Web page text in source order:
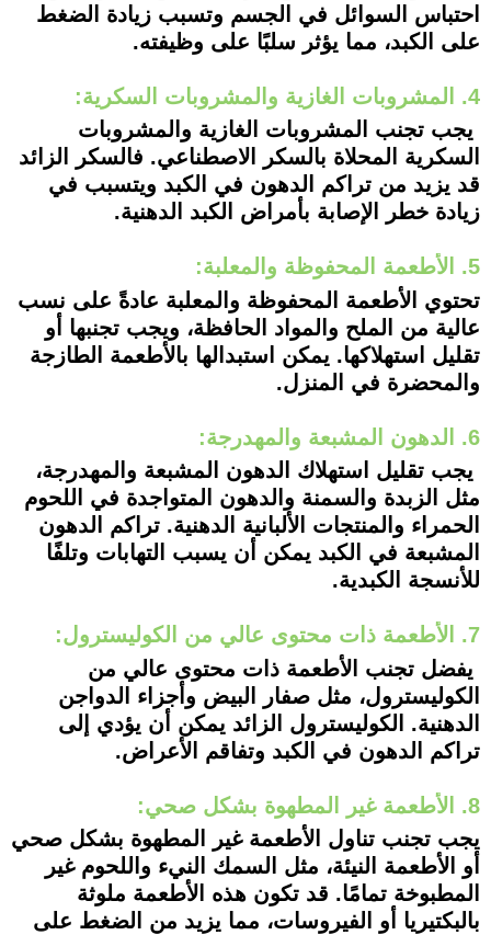
احتباس السوائل في الجسم وتسبب زيادة الضغط
على الكبد، مما يؤثر سلبًا على وظيفته.
4. المشروبات الغازية والمشروبات السكرية:
يجب تجنب المشروبات الغازية والمشروبات
السكرية المحلاة بالسكر الاصطناعي. فالسكر الزائد
قد يزيد من تراكم الدهون في الكبد ويتسبب في
زيادة خطر الإصابة بأمراض الكبد الدهنية.
5. الأطعمة المحفوظة والمعلبة:
تحتوي الأطعمة المحفوظة والمعلبة عادةً على نسب
عالية من الملح والمواد الحافظة، ويجب تجنبها أو
تقليل استهلاكها. يمكن استبدالها بالأطعمة الطازجة
والمحضرة في المنزل.
6. الدهون المشبعة والمهدرجة:
يجب تقليل استهلاك الدهون المشبعة والمهدرجة،
مثل الزبدة والسمنة والدهون المتواجدة في اللحوم
الحمراء والمنتجات الألبانية الدهنية. تراكم الدهون
المشبعة في الكبد يمكن أن يسبب التهابات وتلفًا
للأنسجة الكبدية.
7. الأطعمة ذات محتوى عالي من الكوليسترول:
يفضل تجنب الأطعمة ذات محتوى عالي من
الكوليسترول، مثل صفار البيض وأجزاء الدواجن
الدهنية. الكوليسترول الزائد يمكن أن يؤدي إلى
تراكم الدهون في الكبد وتفاقم الأعراض.
8. الأطعمة غير المطهوة بشكل صحي:
يجب تجنب تناول الأطعمة غير المطهوة بشكل صحي
أو الأطعمة النيئة، مثل السمك النيء واللحوم غير
المطبوخة تمامًا. قد تكون هذه الأطعمة ملوثة
بالبكتيريا أو الفيروسات، مما يزيد من الضغط على